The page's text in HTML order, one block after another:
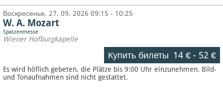
Воскресенье, 27. 09. 2026 09:15 - 10:25
W. A. Mozart
Spatzenmesse
Wiener Hofburgkapelle
Купить билеты 14 €- 52 €
Es wird höflich gebeten, die Plätze bis 9:00 Uhr einzunehmen. Bild-
und Tonaufnahmen sind nicht gestattet.